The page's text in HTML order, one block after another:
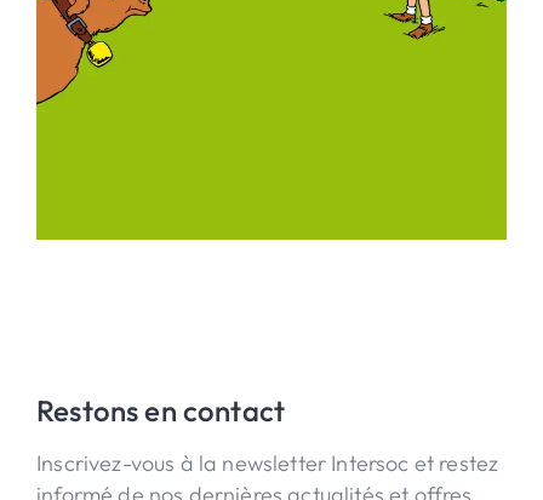
Restons en contact
Inscrivez-vous à la newsletter Intersoc et restez